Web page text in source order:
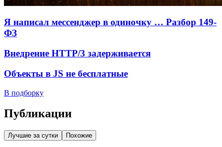
Я написал мессенджер в одиночку … Разбор 149-
ФЗ
Внедрение HTTP/3 задерживается
Объекты в JS не бесплатные
В подборку
Публикации
Лучшие за сутки Похожие